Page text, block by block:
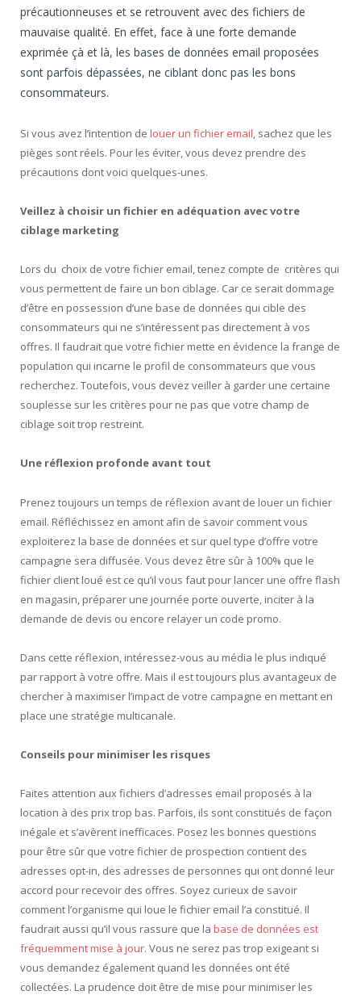
précautionneuses et se retrouvent avec des fichiers de
mauvaise qualité. En effet, face à une forte demande
exprimée çà et là, les bases de données email proposées
sont parfois dépassées, ne ciblant donc pas les bons
consommateurs.
Si vous avez l’intention de louer un fichier email, sachez que les
pièges sont réels. Pour les éviter, vous devez prendre des
précautions dont voici quelques-unes.
Veillez à choisir un fichier en adéquation avec votre
ciblage marketing
Lors du choix de votre fichier email, tenez compte de critères qui
vous permettent de faire un bon ciblage. Car ce serait dommage
d’être en possession d’une base de données qui cible des
consommateurs qui ne s’intéressent pas directement à vos
offres. Il faudrait que votre fichier mette en évidence la frange de
population qui incarne le profil de consommateurs que vous
recherchez. Toutefois, vous devez veiller à garder une certaine
souplesse sur les critères pour ne pas que votre champ de
ciblage soit trop restreint.
Une réflexion profonde avant tout
Prenez toujours un temps de réflexion avant de louer un fichier
email. Réfléchissez en amont afin de savoir comment vous
exploiterez la base de données et sur quel type d’offre votre
campagne sera diffusée. Vous devez être sûr à 100% que le
fichier client loué est ce qu’il vous faut pour lancer une offre flash
en magasin, préparer une journée porte ouverte, inciter à la
demande de devis ou encore relayer un code promo.
Dans cette réflexion, intéressez-vous au média le plus indiqué
par rapport à votre offre. Mais il est toujours plus avantageux de
chercher à maximiser l’impact de votre campagne en mettant en
place une stratégie multicanale.
Conseils pour minimiser les risques
Faites attention aux fichiers d’adresses email proposés à la
location à des prix trop bas. Parfois, ils sont constitués de façon
inégale et s’avèrent inefficaces. Posez les bonnes questions
pour être sûr que votre fichier de prospection contient des
adresses opt-in, des adresses de personnes qui ont donné leur
accord pour recevoir des offres. Soyez curieux de savoir
comment l’organisme qui loue le fichier email l’a constitué. Il
faudrait aussi qu’il vous rassure que la base de données est
fréquemment mise à jour. Vous ne serez pas trop exigeant si
vous demandez également quand les données ont été
collectées. La prudence doit être de mise pour minimiser les